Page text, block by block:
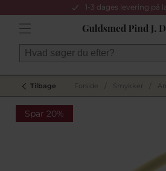
1-3 dages levering på
Tilbage Forside Smykker
Spar 20%